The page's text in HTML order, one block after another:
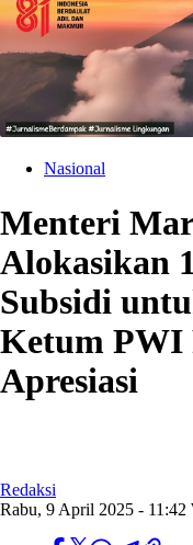
Nasional
Menteri
Alokasikan
Subsidi
Ketum PWI
Apresiasi
Redaksi
Rabu, 9 April 2025 - 11:42